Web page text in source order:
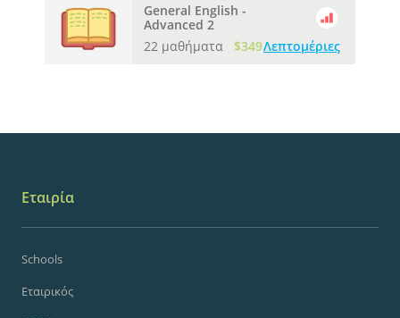
General English -
Advanced 2
22 μαθήματα
$349Λεπτομέριες
Εταιρία
Schools
Εταιρικός